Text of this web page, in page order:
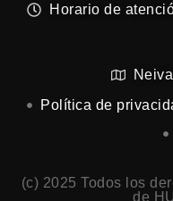
Horario de
Política de
(c) 2025 Todos los
de